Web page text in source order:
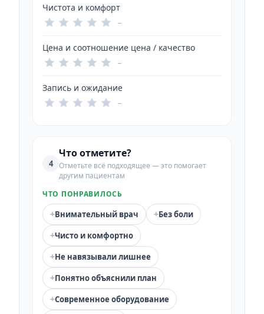
Чистота и комфорт
–
Цена и соотношение цена / качество
–
Запись и ожидание
–
4
Что отметите?
Отметьте всё подходящее — это помогает
другим пациентам
ЧТО ПОНРАВИЛОСЬ
+Внимательный врач +Без боли
+Чисто и комфортно
+Не навязывали лишнее
+Понятно объяснили план
+Современное оборудование